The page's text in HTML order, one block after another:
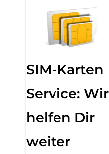
SIM-Karten
Service: Wir
helfen Dir
weiter